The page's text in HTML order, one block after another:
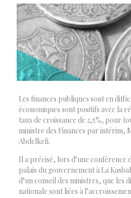
Les finances publiques sont en
économiques sont positifs avec la
taux de croissance de 2,5%, pour
ministre des Finances par intérim,
Abdelkefi.
Il a précisé, lors d’une conférence
palais du gouvernement à La
d’un conseil des ministres, que les
nationale sont liées à